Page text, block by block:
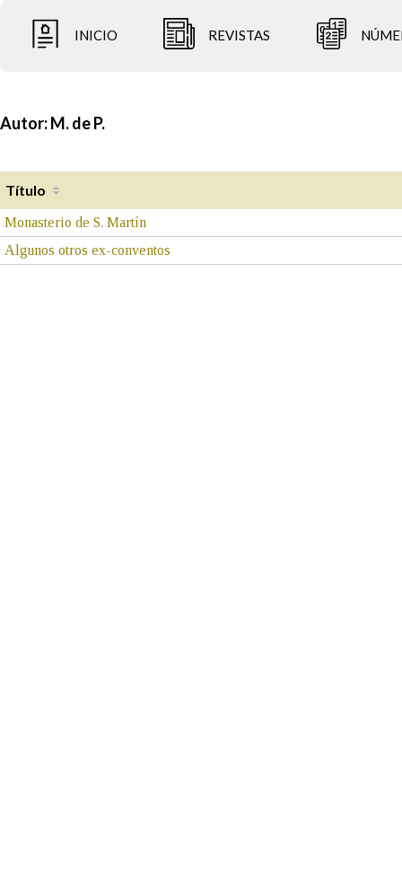
INICIO REVISTAS
Autor:M. de P.
Título
Monasterio de S. Martín
Algunos otros ex-conventos